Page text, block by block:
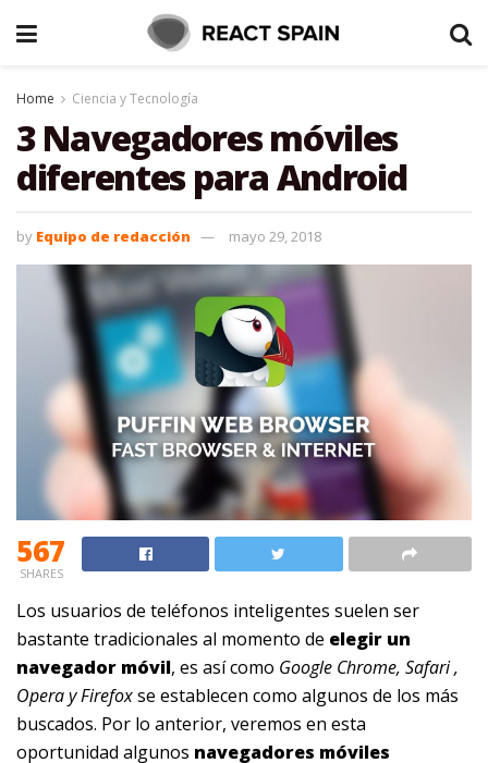
Home Ciencia y Tecnología
3 Navegadores móviles
diferentes para Android
by Equipo de redacción mayo 29, 2018
567
SHARES
Los usuarios de teléfonos inteligentes suelen ser
bastante tradicionales al momento de elegir un
navegador móvil, es así como Google Chrome, Safari ,
Opera y Firefoxse establecen como algunos de los más
buscados. Por lo anterior, veremos en esta
oportunidad algunos navegadores móviles